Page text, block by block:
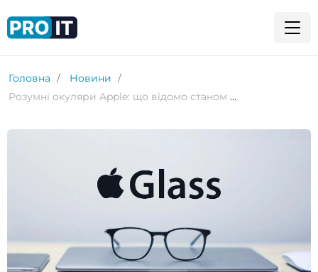
Головна
Новини
Розумні окуляри Apple: що відомо станом на зараз